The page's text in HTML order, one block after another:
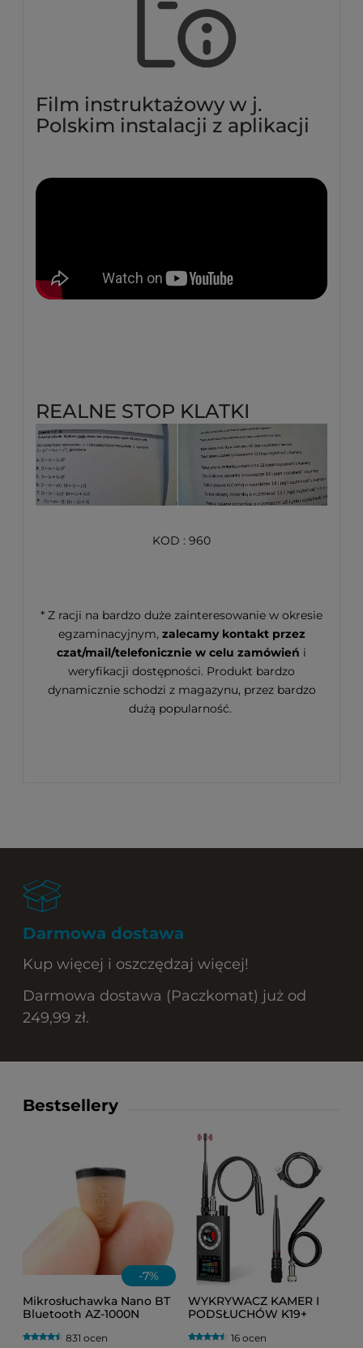
Film instruktażowy w j.
Polskim instalacji z aplikacji
REALNE STOP KLATKI
KOD : 960
* Z racji na bardzo duże zainteresowanie w okresie
egzaminacyjnym, zalecamy kontakt przez
czat/mail/telefonicznie w celu zamówień i
weryfikacji dostępności. Produkt bardzo
dynamicznie schodzi z magazynu, przez bardzo
dużą popularność.
Darmowa dostawa
Kup więcej i oszczędzaj więcej!
Darmowa dostawa (Paczkomat) już od
249,99 zł.
Bestsellery
-7%
Mikrosłuchawka Nano BT
Bluetooth AZ-1000N
831 ocen
WYKRYWACZ KAMER I
PODSŁUCHÓW K19+
FI, RF, IR)16 ocen